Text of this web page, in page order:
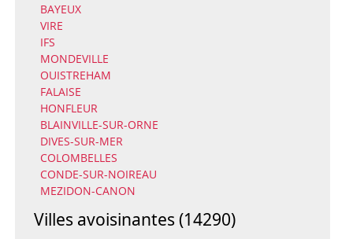
BAYEUX
VIRE
IFS
MONDEVILLE
OUISTREHAM
FALAISE
HONFLEUR
BLAINVILLE-SUR-ORNE
DIVES-SUR-MER
COLOMBELLES
CONDE-SUR-NOIREAU
MEZIDON-CANON
Villes avoisinantes (14290)